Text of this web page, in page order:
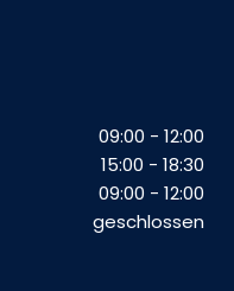
09:00 - 12:00
15:00 - 18:30
09:00 - 12:00
geschlossen